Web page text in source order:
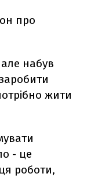
про
набув
жити
- це
роботи,